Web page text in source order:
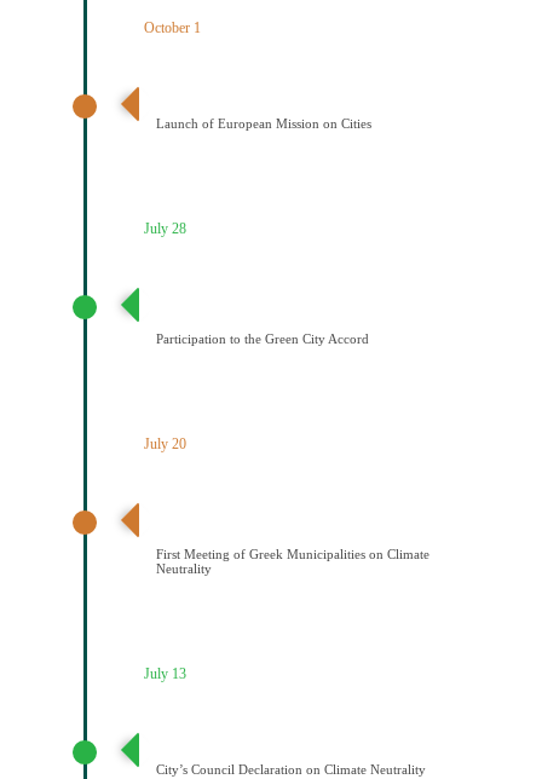
October 1
Launch of European Mission on Cities
July 28
Participation to the Green City Accord
July 20
First Meeting of Greek Municipalities on Climate
Neutrality
July 13
City’s Council Declaration on Climate Neutrality